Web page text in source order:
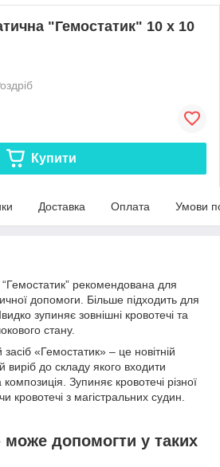
"Гемостатик" 10 х 10
Купити
Доставка Оплата Умови
рекомендована для
допомоги. Більше підходить для
зупиняє зовнішні кровотечі та
стану.
«Гемостатик» – це новітній
до складу якого входити
Зупиняє кровотечі різної
кровотечі з магістральних судин.
допомогти у таких